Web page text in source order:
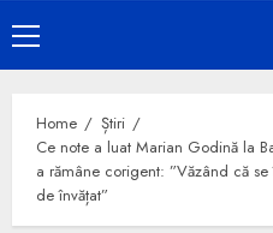
Primary
Menu
Home
Știri
Ce note a luat Marian Godină la
a rămâne corigent: ”Văzând că
de învățat”